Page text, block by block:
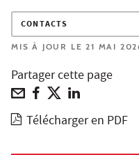
CONTACTS
MIS À JOUR LE 21 MAI
Partager cette page
Télécharger en PDF